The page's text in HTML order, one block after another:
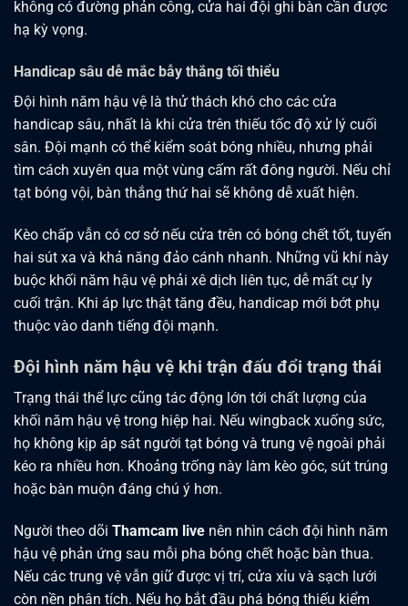
không có đường phản công, cửa hai đội ghi bàn cần được
hạ kỳ vọng.
Handicap sâu dễ mắc bẫy thắng tối thiểu
Đội hình năm hậu vệ là thử thách khó cho các cửa
handicap sâu, nhất là khi cửa trên thiếu tốc độ xử lý cuối
sân. Đội mạnh có thể kiểm soát bóng nhiều, nhưng phải
tìm cách xuyên qua một vùng cấm rất đông người. Nếu chỉ
tạt bóng vội, bàn thắng thứ hai sẽ không dễ xuất hiện.
Kèo chấp vẫn có cơ sở nếu cửa trên có bóng chết tốt, tuyến
hai sút xa và khả năng đảo cánh nhanh. Những vũ khí này
buộc khối năm hậu vệ phải xê dịch liên tục, dễ mất cự ly
cuối trận. Khi áp lực thật tăng đều, handicap mới bớt phụ
thuộc vào danh tiếng đội mạnh.
Đội hình năm hậu vệ khi trận đấu đổi trạng thái
Trạng thái thể lực cũng tác động lớn tới chất lượng của
khối năm hậu vệ trong hiệp hai. Nếu wingback xuống sức,
họ không kịp áp sát người tạt bóng và trung vệ ngoài phải
kéo ra nhiều hơn. Khoảng trống này làm kèo góc, sút trúng
hoặc bàn muộn đáng chú ý hơn.
Người theo dõi Thamcam live nên nhìn cách đội hình năm
hậu vệ phản ứng sau mỗi pha bóng chết hoặc bàn thua.
Nếu các trung vệ vẫn giữ được vị trí, cửa xỉu và sạch lưới
còn nền phân tích. Nếu họ bắt đầu phá bóng thiếu kiểm